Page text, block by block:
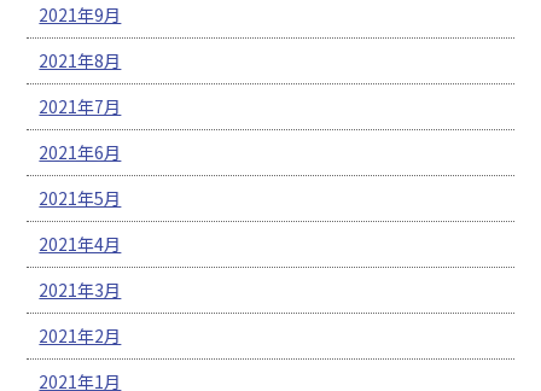
2021年9月
2021年8月
2021年7月
2021年6月
2021年5月
2021年4月
2021年3月
2021年2月
2021年1月